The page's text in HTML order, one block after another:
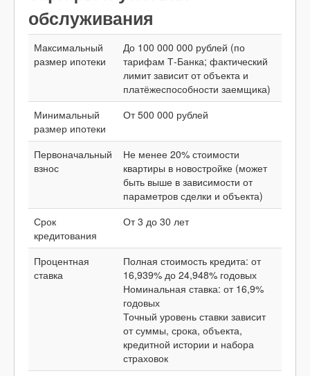
обслуживания
Максимальный
размер ипотеки
До 100 000 000 рублей (по
тарифам Т-Банка; фактический
лимит зависит от объекта и
платёжеспособности заемщика)
Минимальный
размер ипотеки
От 500 000 рублей
Первоначальный
взнос
Не менее 20% стоимости
квартиры в новостройке (может
быть выше в зависимости от
параметров сделки и объекта)
Срок
кредитования
От 3 до 30 лет
Процентная
ставка
Полная стоимость кредита: от
16,939% до 24,948% годовых
Номинальная ставка: от 16,9%
годовых
Точный уровень ставки зависит
от суммы, срока, объекта,
кредитной истории и набора
страховок